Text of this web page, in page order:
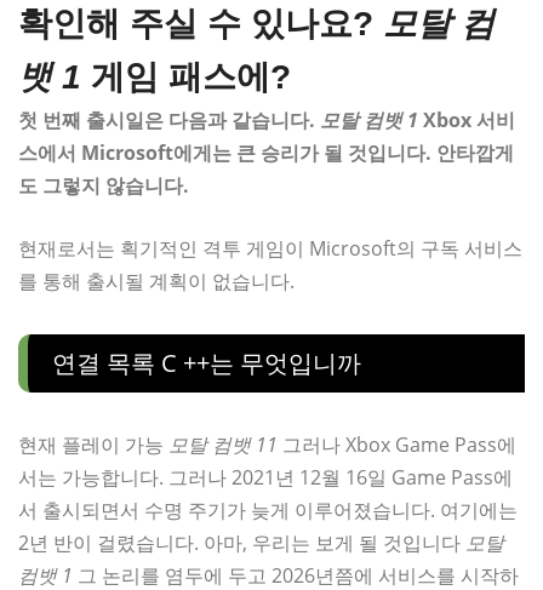
확인해 주실 수 있나요? 모탈 컴
뱃 1 게임 패스에?
첫 번째 출시일은 다음과 같습니다. 모탈 컴뱃 1 Xbox 서비
스에서 Microsoft에게는 큰 승리가 될 것입니다. 안타깝게
도 그렇지 않습니다.
현재로서는 획기적인 격투 게임이 Microsoft의 구독 서비스
를 통해 출시될 계획이 없습니다.
연결 목록 C ++는 무엇입니까
현재 플레이 가능 모탈 컴뱃 11 그러나 Xbox Game Pass에
서는 가능합니다. 그러나 2021년 12월 16일 Game Pass에
서 출시되면서 수명 주기가 늦게 이루어졌습니다. 여기에는
2년 반이 걸렸습니다. 아마, 우리는 보게 될 것입니다 모탈
컴뱃 1 그 논리를 염두에 두고 2026년쯤에 서비스를 시작하